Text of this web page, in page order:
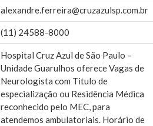
alexandre.ferreira@cruzazulsp.com.br
(11) 24588-8000
Hospital Cruz Azul de São Paulo –
Unidade Guarulhos oferece Vagas de
Neurologista com Titulo de
especialização ou Residência Médica
reconhecido pelo MEC, para
atendemos ambulatoriais. Horário de